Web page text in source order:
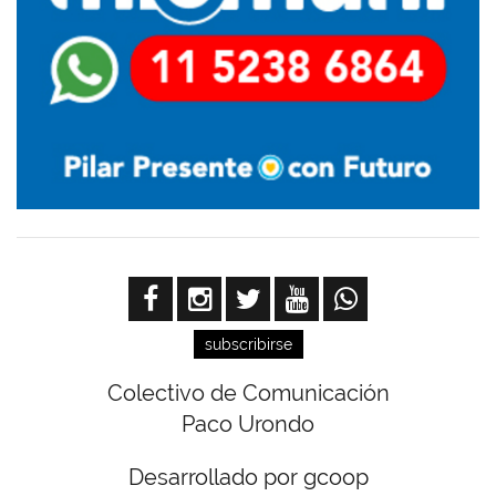
subscribirse
Colectivo de Comunicación
Paco Urondo
Desarrollado por gcoop